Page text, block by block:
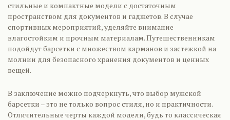
стильные и компактные модели с достаточным
пространством для документов и гаджетов. В случае
спортивных мероприятий, уделяйте внимание
влагостойким и прочным материалам. Путешественникам
подойдут барсетки с множеством карманов и застежкой на
молнии для безопасного хранения документов и ценных
вещей.
В заключение можно подчеркнуть, что выбор мужской
барсетки – это не только вопрос стиля, но и практичности.
Отличительные черты каждой модели, будь то классическая